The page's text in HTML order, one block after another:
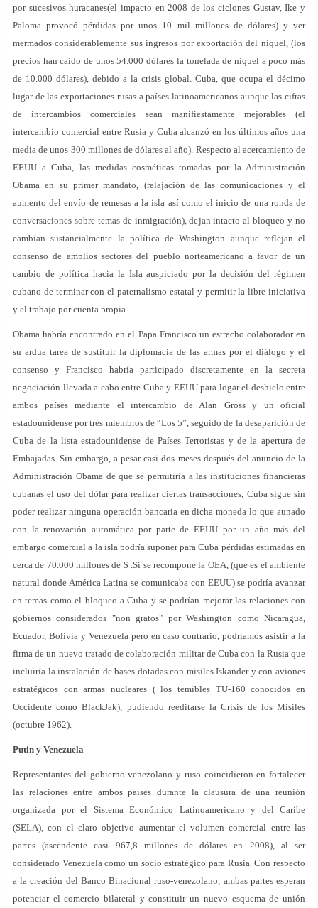
por sucesivos huracanes(el impacto en 2008 de los ciclones Gustav, Ike y
Paloma provocó pérdidas por unos 10 mil millones de dólares) y ver
mermados considerablemente sus ingresos por exportación del níquel, (los
precios han caído de unos 54.000 dólares la tonelada de níquel a poco más
de 10.000 dólares), debido a la crisis global. Cuba, que ocupa el décimo
lugar de las exportaciones rusas a países latinoamericanos aunque las cifras
de intercambios comerciales sean manifiestamente mejorables (el
intercambio comercial entre Rusia y Cuba alcanzó en los últimos años una
media de unos 300 millones de dólares al año). Respecto al acercamiento de
EEUU a Cuba, las medidas cosméticas tomadas por la Administración
Obama en su primer mandato, (relajación de las comunicaciones y el
aumento del envío de remesas a la isla así como el inicio de una ronda de
conversaciones sobre temas de inmigración), dejan intacto al bloqueo y no
cambian sustancialmente la política de Washington aunque reflejan el
consenso de amplios sectores del pueblo norteamericano a favor de un
cambio de política hacia la Isla auspiciado por la decisión del régimen
cubano de terminar con el paternalismo estatal y permitir la libre iniciativa
y el trabajo por cuenta propia.
Obama habría encontrado en el Papa Francisco un estrecho colaborador en
su ardua tarea de sustituir la diplomacia de las armas por el diálogo y el
consenso y Francisco habría participado discretamente en la secreta
negociación llevada a cabo entre Cuba y EEUU para logar el deshielo entre
ambos países mediante el intercambio de Alan Gross y un oficial
estadounidense por tres miembros de “Los 5”, seguido de la desaparición de
Cuba de la lista estadounidense de Países Terroristas y de la apertura de
Embajadas. Sin embargo, a pesar casi dos meses después del anuncio de la
Administración Obama de que se permitiría a las instituciones financieras
cubanas el uso del dólar para realizar ciertas transacciones, Cuba sigue sin
poder realizar ninguna operación bancaria en dicha moneda lo que aunado
con la renovación automática por parte de EEUU por un año más del
embargo comercial a la isla podría suponer para Cuba pérdidas estimadas en
cerca de 70.000 millones de $ .Si se recompone la OEA, (que es el ambiente
natural donde América Latina se comunicaba con EEUU) se podría avanzar
en temas como el bloqueo a Cuba y se podrían mejorar las relaciones con
gobiernos considerados "non gratos" por Washington como Nicaragua,
Ecuador, Bolivia y Venezuela pero en caso contrario, podríamos asistir a la
firma de un nuevo tratado de colaboración militar de Cuba con la Rusia que
incluiría la instalación de bases dotadas con misiles Iskander y con aviones
estratégicos con armas nucleares ( los temibles TU-160 conocidos en
Occidente como BlackJak), pudiendo reeditarse la Crisis de los Misiles
(octubre 1962).
Putin y Venezuela
Representantes del gobierno venezolano y ruso coincidieron en fortalecer
las relaciones entre ambos países durante la clausura de una reunión
organizada por el Sistema Económico Latinoamericano y del Caribe
(SELA), con el claro objetivo aumentar el volumen comercial entre las
partes (ascendente casi 967,8 millones de dólares en 2008), al ser
considerado Venezuela como un socio estratégico para Rusia. Con respecto
a la creación del Banco Binacional ruso-venezolano, ambas partes esperan
potenciar el comercio bilateral y constituir un nuevo esquema de unión